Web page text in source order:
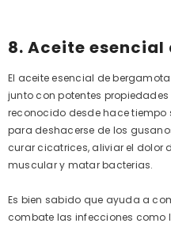
8. Aceite
El aceite esencial de
junto con potentes
reconocido desde hace
para deshacerse de los
curar cicatrices, aliviar el dolor
muscular y matar bacterias.
Es bien sabido que ayuda a
combate las infecciones como